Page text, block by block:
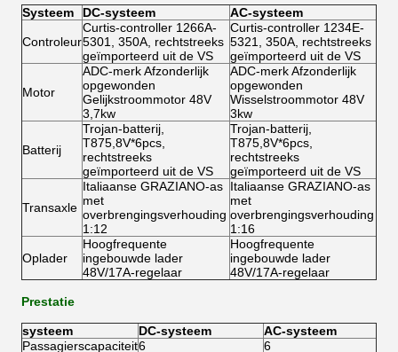
Systeem DC-systeem AC-systeem
Controleur
Curtis-controller 1266A-
5301, 350A, rechtstreeks
geïmporteerd uit de VS
Curtis-controller 1234E-
5321, 350A, rechtstreeks
geïmporteerd uit de VS
Motor
ADC-merk Afzonderlijk
opgewonden
Gelijkstroommotor 48V
3,7kw
ADC-merk Afzonderlijk
opgewonden
Wisselstroommotor 48V
3kw
Batterij
Trojan-batterij,
T875,8V*6pcs,
rechtstreeks
geïmporteerd uit de VS
Trojan-batterij,
T875,8V*6pcs,
rechtstreeks
geïmporteerd uit de VS
Transaxle
Italiaanse GRAZIANO-as
met
overbrengingsverhouding
1:12
Italiaanse GRAZIANO-as
met
overbrengingsverhouding
1:16
Oplader
Hoogfrequente
ingebouwde lader
48V/17A-regelaar
Hoogfrequente
ingebouwde lader
48V/17A-regelaar
Prestatie
systeem DC-systeem
AC-systeem
Passagierscapaciteit6 6